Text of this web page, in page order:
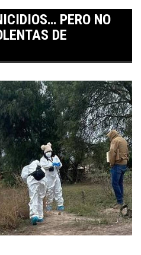
PERO NO
DE